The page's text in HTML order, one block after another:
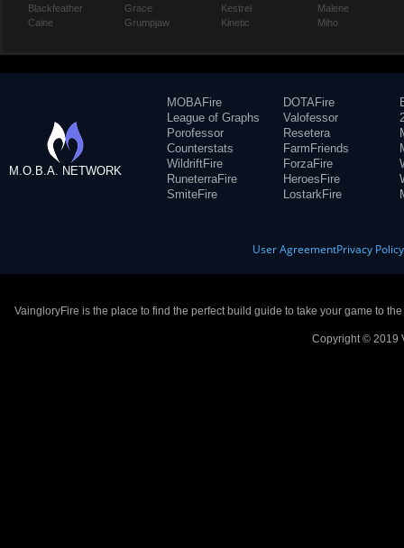
Blackfeather
Caine
Grace
Grumpjaw
Kestrel
Kinetic
Malene
Miho
M.O.B.A. NETWORK
MOBAFire
League of Graphs
Porofessor
Counterstats
WildriftFire
RuneterraFire
SmiteFire
DOTAFire
Valofessor
Resetera
FarmFriends
ForzaFire
HeroesFire
LostarkFire
User AgreementPrivacy Policy
VaingloryFire is the place to find the perfect build guide to take your game to
Copyright © 2019